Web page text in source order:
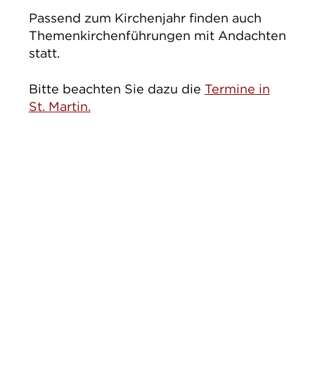
Passend zum Kirchenjahr finden auch
Themenkirchenführungen mit Andachten
statt.
Bitte beachten Sie dazu die Termine in
St. Martin.